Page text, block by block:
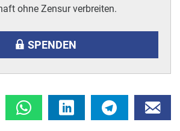
ohne Zensur verbreiten.
SPENDEN